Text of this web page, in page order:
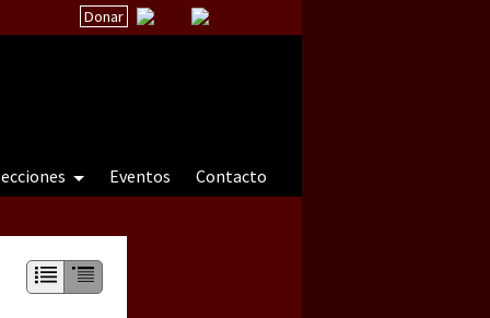
Donar
Eventos
Contacto